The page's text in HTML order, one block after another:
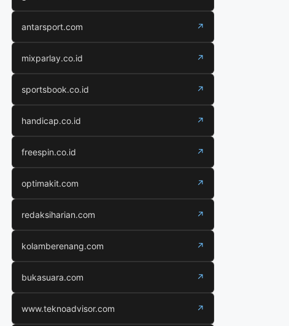
antarsport.com ↗
mixparlay.co.id ↗
sportsbook.co.id ↗
handicap.co.id ↗
freespin.co.id ↗
optimakit.com ↗
redaksiharian.com ↗
kolamberenang.com ↗
bukasuara.com ↗
www.teknoadvisor.com ↗